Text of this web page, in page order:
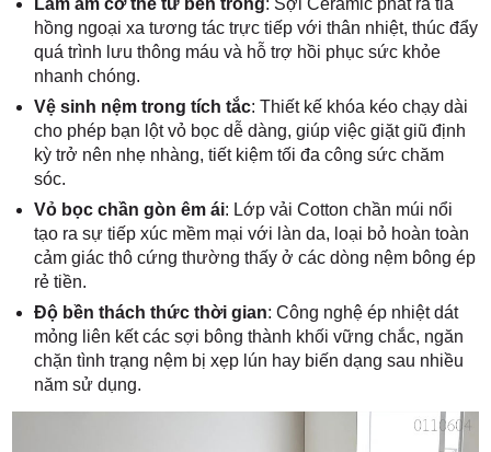
Làm ấm cơ thể từ bên trong: Sợi Ceramic phát ra tia
hồng ngoại xa tương tác trực tiếp với thân nhiệt, thúc đẩy
quá trình lưu thông máu và hỗ trợ hồi phục sức khỏe
nhanh chóng.
Vệ sinh nệm trong tích tắc: Thiết kế khóa kéo chạy dài
cho phép bạn lột vỏ bọc dễ dàng, giúp việc giặt giũ định
kỳ trở nên nhẹ nhàng, tiết kiệm tối đa công sức chăm
sóc.
Vỏ bọc chần gòn êm ái: Lớp vải Cotton chần múi nổi
tạo ra sự tiếp xúc mềm mại với làn da, loại bỏ hoàn toàn
cảm giác thô cứng thường thấy ở các dòng nệm bông ép
rẻ tiền.
Độ bền thách thức thời gian: Công nghệ ép nhiệt dát
mỏng liên kết các sợi bông thành khối vững chắc, ngăn
chặn tình trạng nệm bị xẹp lún hay biến dạng sau nhiều
năm sử dụng.